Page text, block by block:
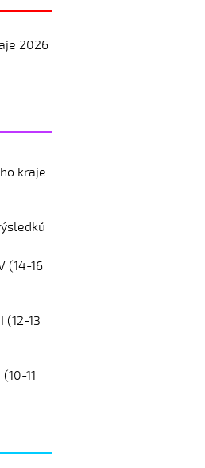
2026
kraje
(14-16
(12-13
11